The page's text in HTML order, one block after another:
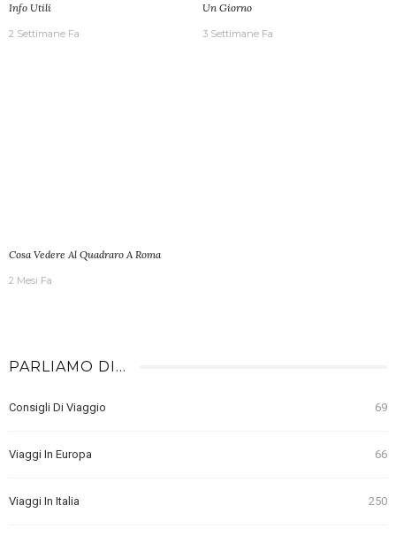
Info Utili
2 Settimane Fa
Un Giorno
3 Settimane Fa
Cosa Vedere Al Quadraro A Roma
2 Mesi Fa
PARLIAMO DI…
Consigli Di Viaggio 69
Viaggi In Europa 66
Viaggi In Italia 250